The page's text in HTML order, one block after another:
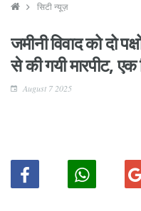
सिटी न्यूज़
जमीनी विवाद को दो
से की गयी मारपीट,
August 7 2025